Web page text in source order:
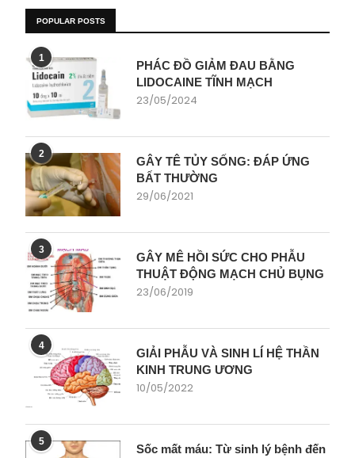
POPULAR POSTS
1
PHÁC ĐỒ GIẢM ĐAU BẰNG
LIDOCAINE TĨNH MẠCH
23/05/2024
2
GÂY TÊ TỦY SỐNG: ĐÁP ỨNG
BẤT THƯỜNG
29/06/2021
3
GÂY MÊ HỒI SỨC CHO PHẪU
THUẬT ĐỘNG MẠCH CHỦ BỤNG
23/06/2019
4
GIẢI PHẪU VÀ SINH LÍ HỆ THẦN
KINH TRUNG ƯƠNG
10/05/2022
5
Sốc mất máu: Từ sinh lý bệnh đến